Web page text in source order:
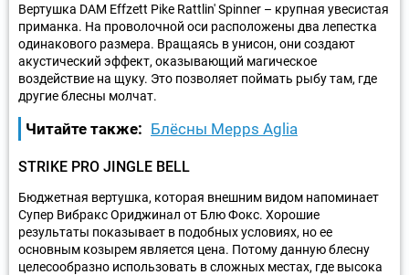
Вертушка DAM Effzett Pike Rattlin' Spinner – крупная увесистая
приманка. На проволочной оси расположены два лепестка
одинакового размера. Вращаясь в унисон, они создают
акустический эффект, оказывающий магическое
воздействие на щуку. Это позволяет поймать рыбу там, где
другие блесны молчат.
Читайте также: Блёсны Mepps Aglia
STRIKE PRO JINGLE BELL
Бюджетная вертушка, которая внешним видом напоминает
Супер Вибракс Ориджинал от Блю Фокс. Хорошие
результаты показывает в подобных условиях, но ее
основным козырем является цена. Потому данную блесну
целесообразно использовать в сложных местах, где высока